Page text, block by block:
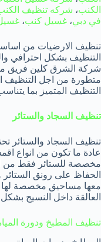
الكنب، شركه تنظيف
في دبي، غسيل كنب،
تنظيف الارضيات من
التنظيف بشكل احترافي
شركة الشرق كلين فريق
متطورة من اجل التنظيف
التنظيف المتميز بما
تنظيف السجاد والستائر
تنظيف السجاد والستائر
عادة ما تكون من انواع
مخصصة للستائر فقط من
الحفاظ على رونق
معها مساحيق مخصصة لها
العالقة داخل النسيج
تنظيف المطبخ ودورة